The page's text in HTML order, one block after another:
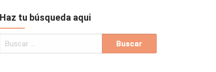
Haz tu búsqueda aqui